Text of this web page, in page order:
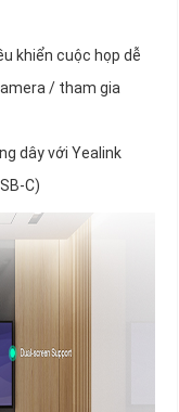
khiển cuộc họp dễ
/ tham gia
dây với Yealink
C)